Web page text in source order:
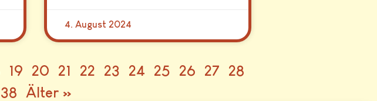
4. August 2024
19 20 21 22 23 24 25 26 27
28
38 Älter »